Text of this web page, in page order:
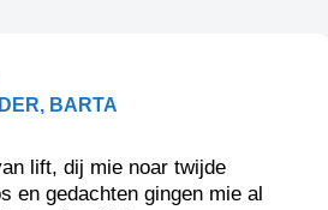
BARTA
lift, dij mie noar twijde
en gedachten gingen mie al